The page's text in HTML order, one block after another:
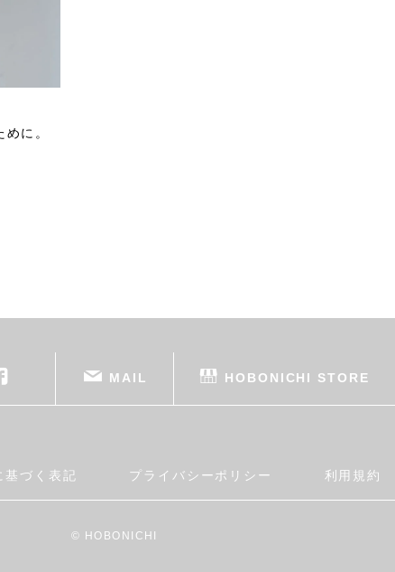
に。
MAIL HOBONICHI STORE
基づく表記 プライバシーポリシー 利用規約
© HOBONICHI